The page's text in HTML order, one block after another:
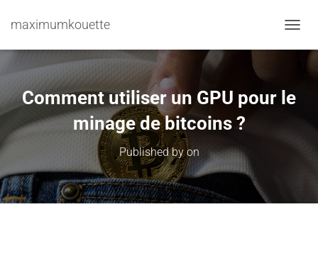
maximumkouette
Comment utiliser un GPU pour le
minage de bitcoins ?
Published byon